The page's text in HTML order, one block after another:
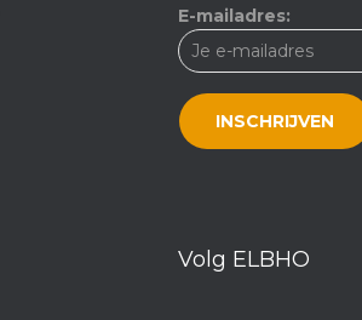
E-mailadres:
Volg ELBHO